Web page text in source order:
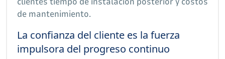
de mantenimiento.
La confianza del cliente es la fuerza
impulsora del progreso continuo